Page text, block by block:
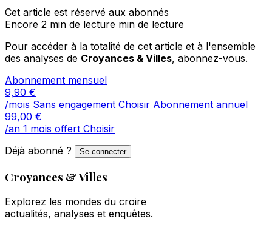
Cet article est réservé aux abonnés
Encore 2 min de lecture min de lecture
Pour accéder à la totalité de cet article et à l'ensemble
des analyses de Croyances & Villes, abonnez-vous.
Abonnement mensuel
9,90 €
/mois Sans engagement Choisir Abonnement annuel
99,00 €
/an 1 mois offert Choisir
Déjà abonné ?
Se connecter
Croyances & Villes
Explorez les mondes du croire
actualités, analyses et enquêtes.